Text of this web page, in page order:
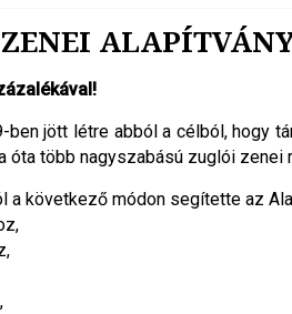
jött létre abból a célból, hogy
óta több nagyszabású zuglói zenei
következő módon segítette az